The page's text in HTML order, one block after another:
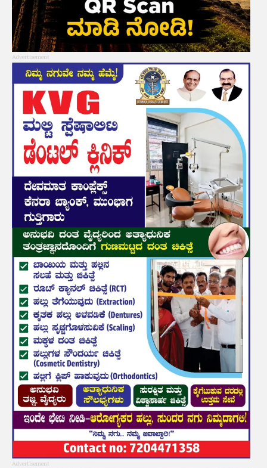
Advertisement
Advertisement